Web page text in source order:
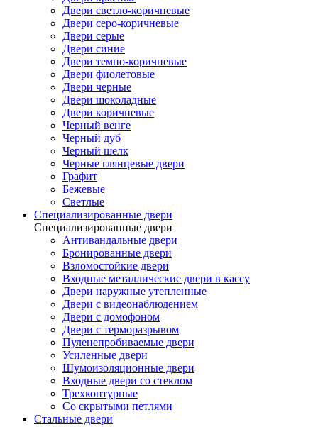
Двери светло-коричневые
Двери серо-коричневые
Двери серые
Двери синие
Двери темно-коричневые
Двери фиолетовые
Двери черные
Двери шоколадные
Двери коричневые
Черный венге
Черный дуб
Черный шелк
Черные глянцевые двери
Графит
Бежевые
Светлые
Специализированные двери
Специализированные двери
Антивандальные двери
Бронированные двери
Взломостойкие двери
Входные металлические двери в кассу
Двери наружные утепленные
Двери с видеонаблюдением
Двери с домофоном
Двери с терморазрывом
Пуленепробиваемые двери
Усиленные двери
Шумоизоляционные двери
Входные двери со стеклом
Трехконтурные
Со скрытыми петлями
Стальные двери